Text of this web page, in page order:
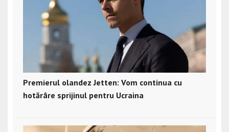
Premierul olandez Jetten: Vom continua cu
hotărâre sprijinul pentru Ucraina